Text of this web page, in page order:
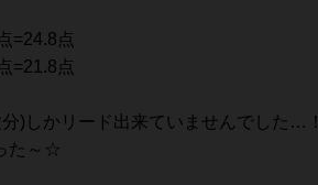
=24.8点
=21.8点
)しかリード出来ていませんでした…！
た～☆